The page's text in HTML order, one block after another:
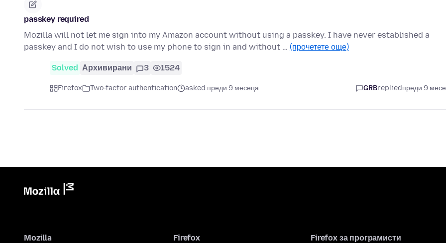
passkey required
Mozilla will not let me sign into my Amazon account without using a passkey. I have never established a
passkey and I do not wish to use my phone to sign in and without … (прочетете още)
Solved Архивирани 3 1524
Firefox Two-factor authentication asked преди 9 месеца GRBrepliedпреди 9
Mozilla Firefox Firefox за програмисти